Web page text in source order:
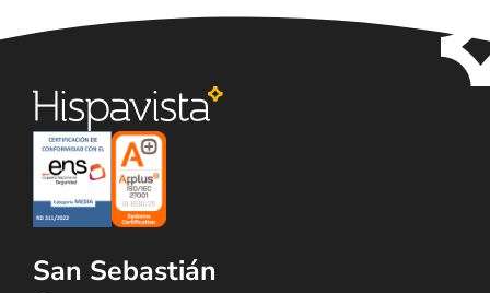
San Sebastián